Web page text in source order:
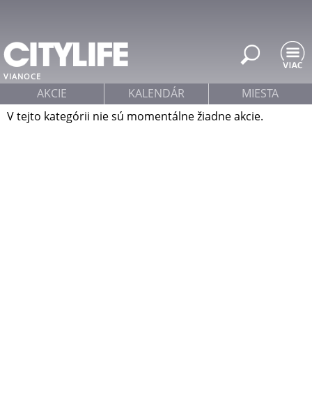
VIANOCE
V tejto kategórii nie sú momentálne žiadne akcie.
AKCIE KALENDÁR MIESTA